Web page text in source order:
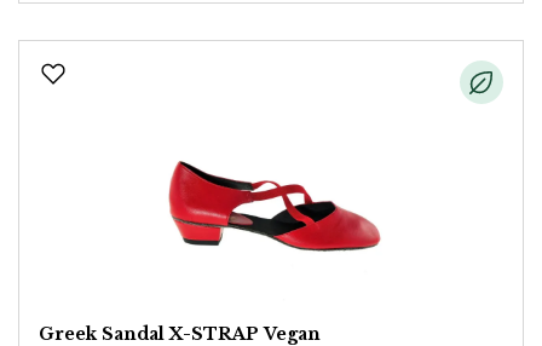
Greek Sandal X-STRAP Vegan